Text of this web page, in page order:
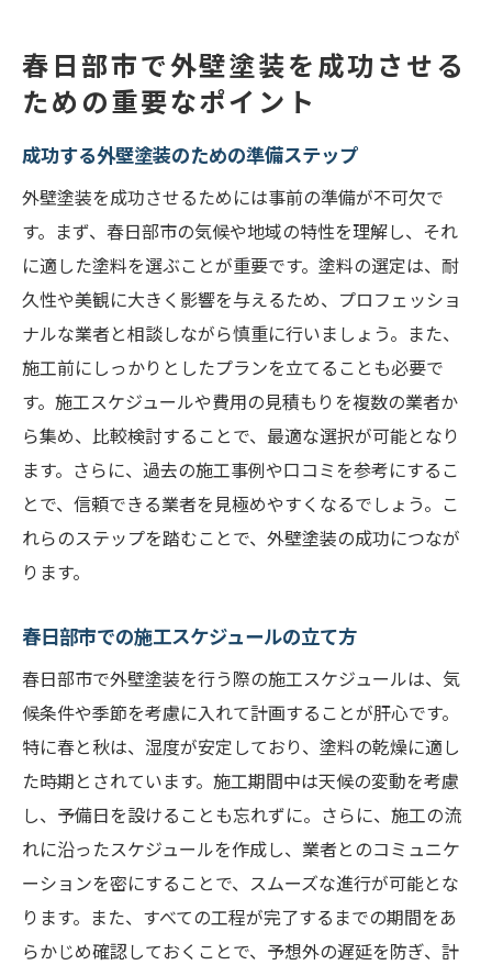
春日部市で外壁塗装を成功させる
ための重要なポイント
成功する外壁塗装のための準備ステップ
外壁塗装を成功させるためには事前の準備が不可欠で
す。まず、春日部市の気候や地域の特性を理解し、それ
に適した塗料を選ぶことが重要です。塗料の選定は、耐
久性や美観に大きく影響を与えるため、プロフェッショ
ナルな業者と相談しながら慎重に行いましょう。また、
施工前にしっかりとしたプランを立てることも必要で
す。施工スケジュールや費用の見積もりを複数の業者か
ら集め、比較検討することで、最適な選択が可能となり
ます。さらに、過去の施工事例や口コミを参考にするこ
とで、信頼できる業者を見極めやすくなるでしょう。こ
れらのステップを踏むことで、外壁塗装の成功につなが
ります。
春日部市での施工スケジュールの立て方
春日部市で外壁塗装を行う際の施工スケジュールは、気
候条件や季節を考慮に入れて計画することが肝心です。
特に春と秋は、湿度が安定しており、塗料の乾燥に適し
た時期とされています。施工期間中は天候の変動を考慮
し、予備日を設けることも忘れずに。さらに、施工の流
れに沿ったスケジュールを作成し、業者とのコミュニケ
ーションを密にすることで、スムーズな進行が可能とな
ります。また、すべての工程が完了するまでの期間をあ
らかじめ確認しておくことで、予想外の遅延を防ぎ、計